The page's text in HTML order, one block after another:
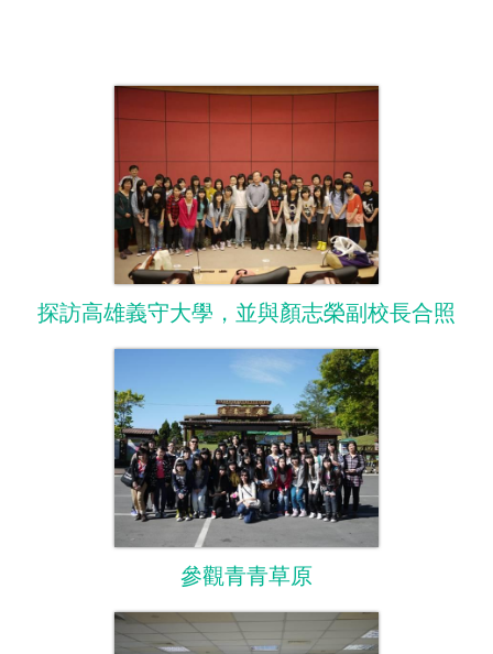
探訪高雄義守大學，並與顏志榮副校長合照
參觀青青草原